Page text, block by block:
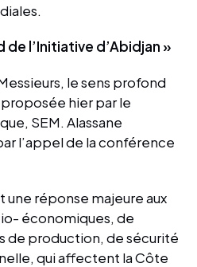
l’Initiative d’Abidjan »
le sens profond
hier par le
SEM. Alassane
l’appel de la conférence
une réponse majeure aux
économiques, de
de production, de sécurité
qui affectent la Côte